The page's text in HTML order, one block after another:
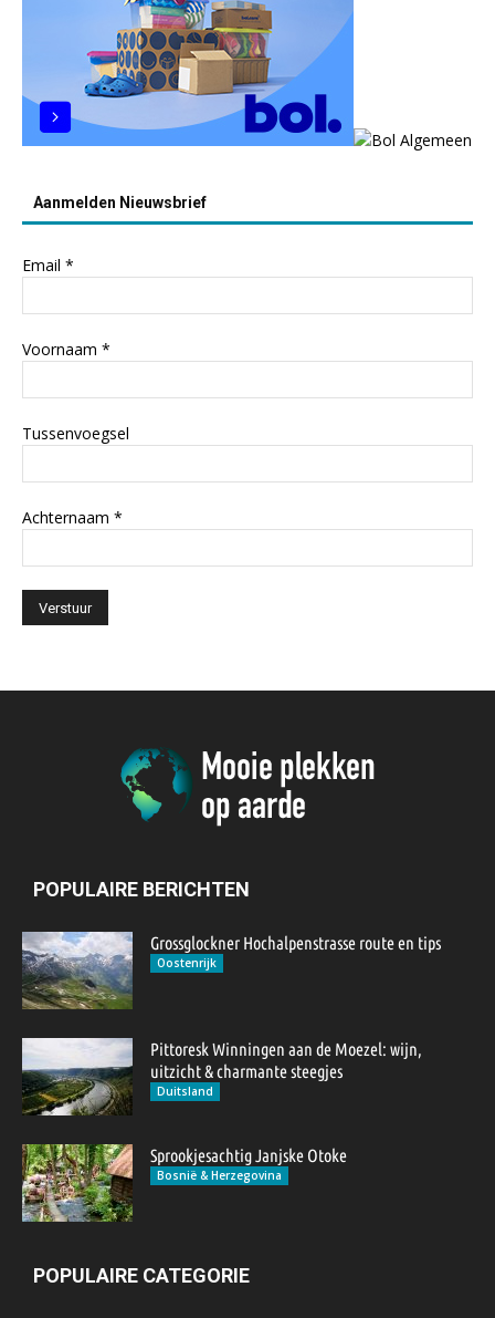
Aanmelden Nieuwsbrief
Email *
Voornaam *
Tussenvoegsel
Achternaam *
POPULAIRE BERICHTEN
Grossglockner Hochalpenstrasse route en tips
Oostenrijk
Pittoresk Winningen aan de Moezel: wijn,
uitzicht & charmante steegjes
Duitsland
Sprookjesachtig Janjske Otoke
Bosnië & Herzegovina
POPULAIRE CATEGORIE